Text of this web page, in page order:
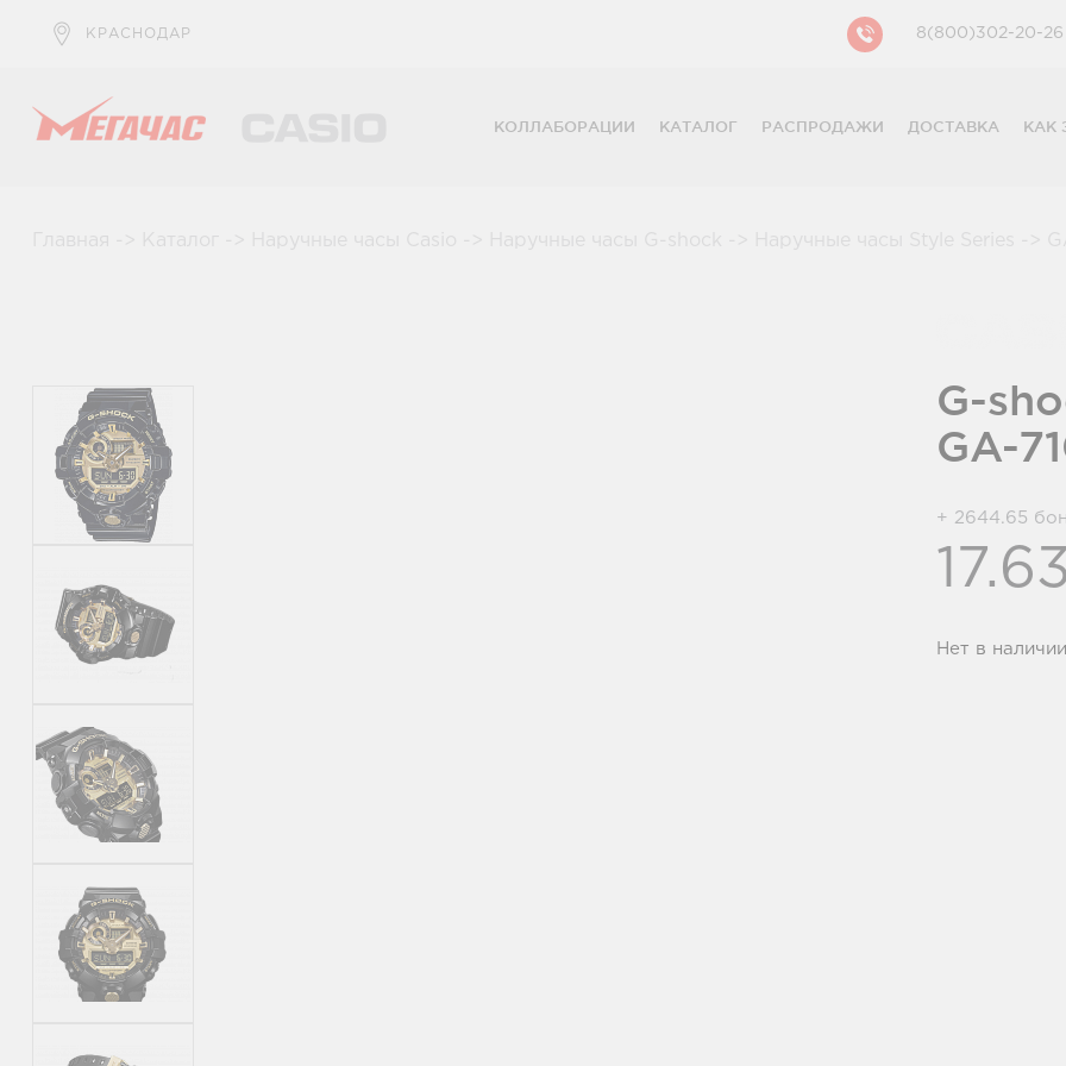
КРАСНОДАР 8(800)302-20-26
КОЛЛАБОРАЦИИ
КАТАЛОГ
РАСПРОДАЖИ ДОСТАВКА КАК
G-
GA-
+ 2644.65
Нет в наличии